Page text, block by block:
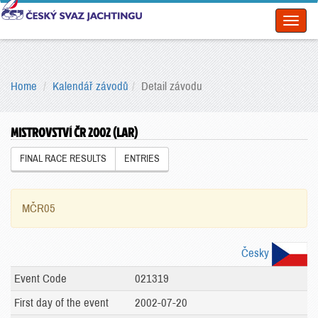
Home Kalendář závodů Detail závodu
MISTROVSTVÍ ČR 2002 (LAR)
FINAL RACE RESULTS ENTRIES
MČR05
Česky
Event Code
021319
First day of the event
2002-07-20